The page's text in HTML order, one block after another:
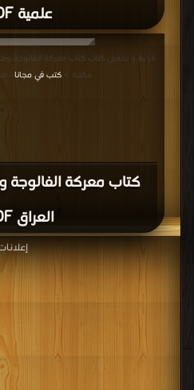
علمية PDF
كتاب معركة الفالوجة
العراق PDF
مكتبة >كتب في مجانا |